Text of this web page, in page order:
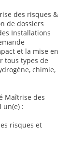
des risques &
de dossiers
Installations
et la mise en
tous types de
chimie,
Maîtrise des
un(e) :
risques et